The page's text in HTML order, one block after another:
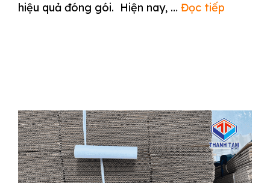
hiệu quả đóng gói. Hiện nay, … Đọc tiếp